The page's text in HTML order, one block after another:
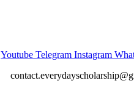
Youtube Telegram Instagram